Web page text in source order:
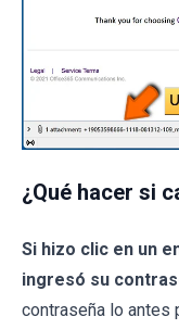
¿Qué hacer si
Si hizo clic en un
ingresó su
contraseña lo antes